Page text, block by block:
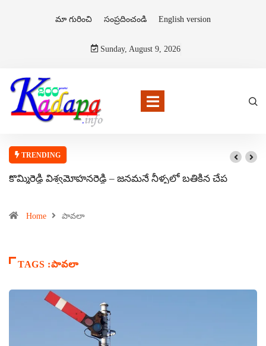
మా గురించి సంప్రదించండి English version
Sunday, August 9, 2026
TRENDING
కొమ్మిరెడ్డి విశ్వమోహనరెడ్డి – జనమనే నీళ్ళలో బతికిన చేప
Home పావలా
TAGS :పావలా